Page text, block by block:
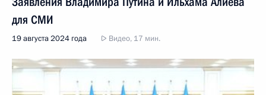
для СМИ
19 августа 2024 года Видео, 17 мин.